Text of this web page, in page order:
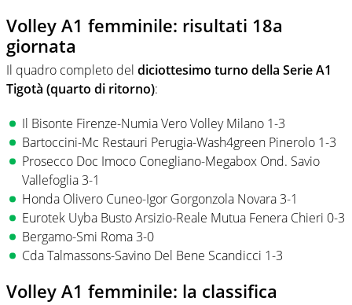
Volley A1 femminile: risultati 18a
giornata
Il quadro completo del diciottesimo turno della Serie A1
Tigotà (quarto di ritorno):
Il Bisonte Firenze-Numia Vero Volley Milano 1-3
Bartoccini-Mc Restauri Perugia-Wash4green Pinerolo 1-3
Prosecco Doc Imoco Conegliano-Megabox Ond. Savio
Vallefoglia 3-1
Honda Olivero Cuneo-Igor Gorgonzola Novara 3-1
Eurotek Uyba Busto Arsizio-Reale Mutua Fenera Chieri 0-3
Bergamo-Smi Roma 3-0
Cda Talmassons-Savino Del Bene Scandicci 1-3
Volley A1 femminile: la classifica